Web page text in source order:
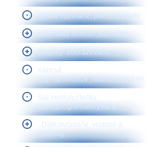
síťové vypínače, prehy, izostaty
sluchátka blutooh,sluchátka
Display- zobrazovače.
náhrad
díly-.spotřebiče.,hadice,topná těl.
Sat moduly,čtečky
karet,programátory,karty
. Dálk.ovladače, vratové a
klíčenky